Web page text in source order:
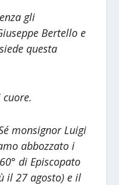
gli
Bertello e
questa
monsignor Luigi
abbozzato i
di Episcopato
il 27 agosto) e il